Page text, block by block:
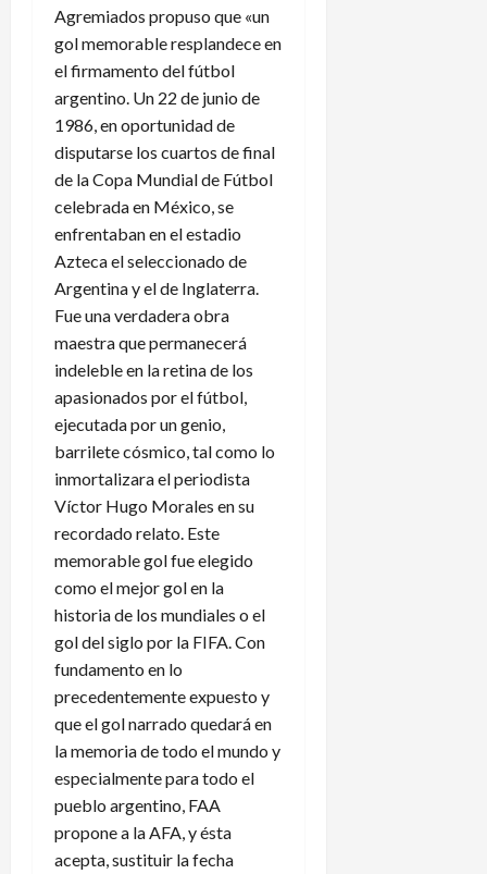
Agremiados propuso que «un
gol memorable resplandece en
el firmamento del fútbol
argentino. Un 22 de junio de
1986, en oportunidad de
disputarse los cuartos de final
de la Copa Mundial de Fútbol
celebrada en México, se
enfrentaban en el estadio
Azteca el seleccionado de
Argentina y el de Inglaterra.
Fue una verdadera obra
maestra que permanecerá
indeleble en la retina de los
apasionados por el fútbol,
ejecutada por un genio,
barrilete cósmico, tal como lo
inmortalizara el periodista
Víctor Hugo Morales en su
recordado relato. Este
memorable gol fue elegido
como el mejor gol en la
historia de los mundiales o el
gol del siglo por la FIFA. Con
fundamento en lo
precedentemente expuesto y
que el gol narrado quedará en
la memoria de todo el mundo y
especialmente para todo el
pueblo argentino, FAA
propone a la AFA, y ésta
acepta, sustituir la fecha